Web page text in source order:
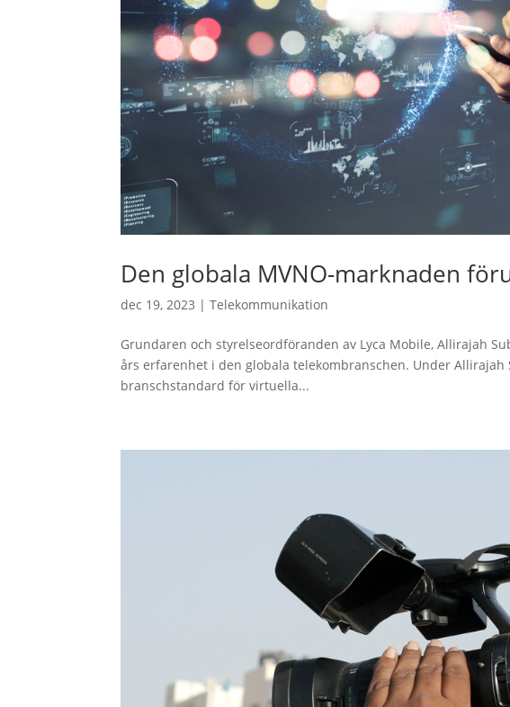
Den globala MVNO-marknaden
dec 19, 2023 |Telekommunikation
Grundaren och styrelseordföranden av Lyca Mobile, Allirajah
års erfarenhet i den globala telekombranschen. Under
branschstandard för virtuella...